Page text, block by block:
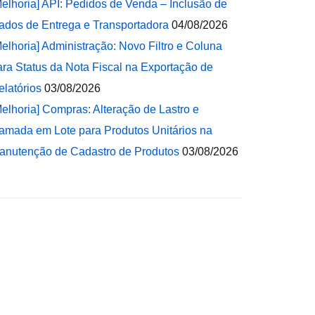
API: Pedidos de Venda – Inclusão de
de Entrega e Transportadora 04/08/2026
Administração: Novo Filtro e Coluna
Status da Nota Fiscal na Exportação de
03/08/2026
Compras: Alteração de Lastro e
em Lote para Produtos Unitários na
de Cadastro de Produtos 03/08/2026